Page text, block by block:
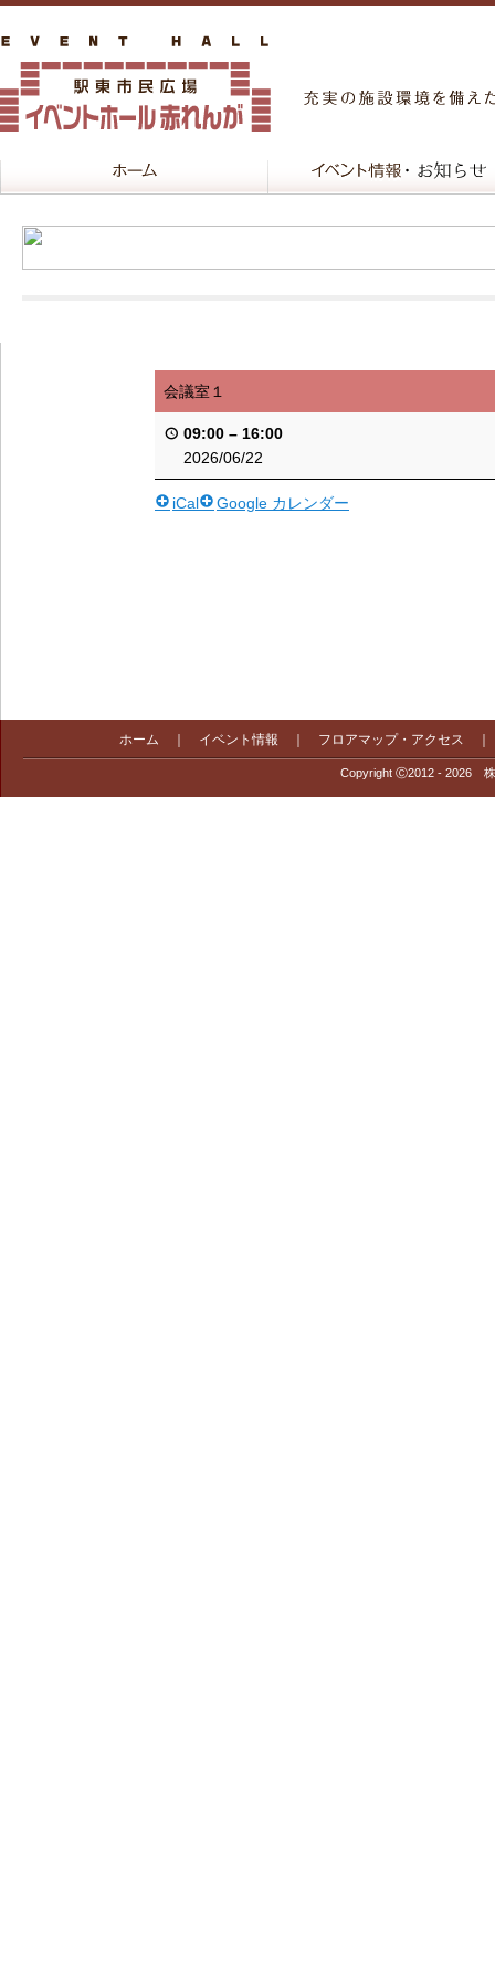
会議室１
09:00 – 16:00
2026/06/22
iCal Google カレンダー
ホーム イベント情報 フロアマップ・アクセス
Copyright Ⓒ2012 - 2026 株